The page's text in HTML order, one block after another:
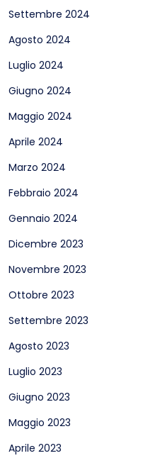
Settembre 2024
Agosto 2024
Luglio 2024
Giugno 2024
Maggio 2024
Aprile 2024
Marzo 2024
Febbraio 2024
Gennaio 2024
Dicembre 2023
Novembre 2023
Ottobre 2023
Settembre 2023
Agosto 2023
Luglio 2023
Giugno 2023
Maggio 2023
Aprile 2023